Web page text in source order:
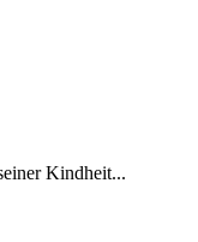
Kindheit...